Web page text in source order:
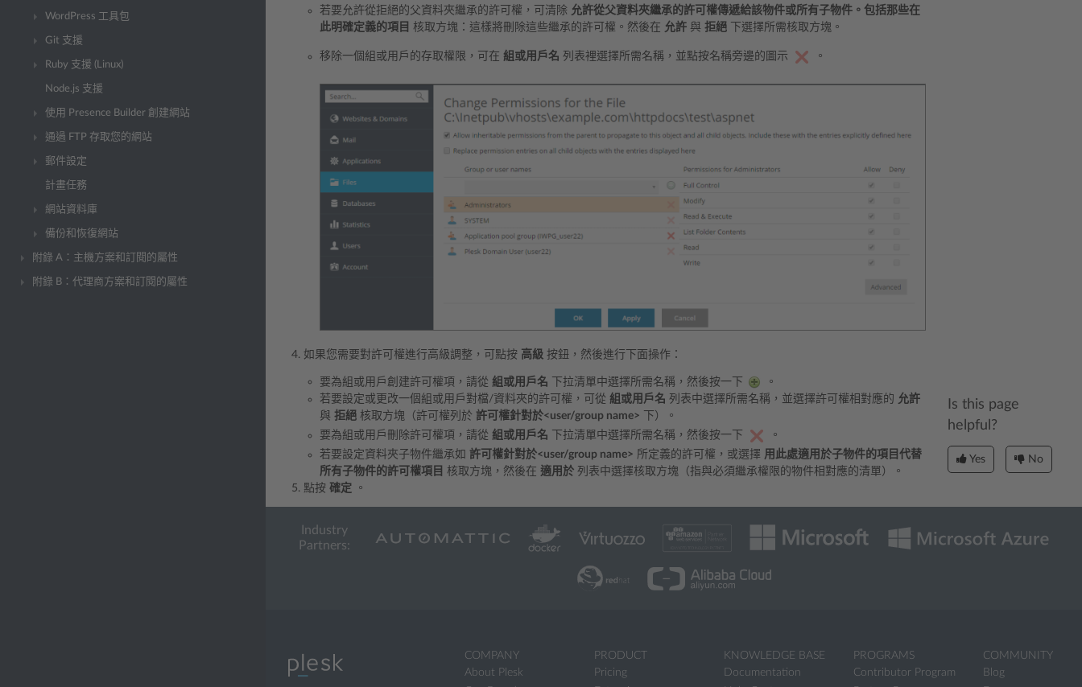
WordPress 工具包
Git 支援
Ruby 支援 (Linux)
Node.js 支援
使用 Presence Builder 創建網站
通過 FTP 存取您的網站
郵件設定
計畫任務
網站資料庫
備份和恢復網站
附錄 A：主機方案和訂閱的屬性
附錄 B：代理商方案和訂閱的屬性
若要允許從拒絕的父資料夾繼承的許可權，可清除 允許從父資料夾繼承的許可權傳遞給該物件或所有子物件。包括那些在
此明確定義的項目 核取方塊：這樣將刪除這些繼承的許可權。然後在 允許 與 拒絕 下選擇所需核取方塊。
移除一個組或用戶的存取權限，可在 組或用戶名 列表裡選擇所需名稱，並點按名稱旁邊的圖示 。
如果您需要對許可權進行高級調整，可點按 高級 按鈕，然後進行下面操作：
要為組或用戶創建許可權項，請從 組或用戶名 下拉清單中選擇所需名稱，然後按一下
。
若要設定或更改一個組或用戶對檔/資料夾的許可權，可從 組或用戶名 列表中選擇所需名稱，並選擇許可權相對應的 允許
與 拒絕 核取方塊（許可權列於 許可權針對於<user/group name> 下）。
要為組或用戶刪除許可權項，請從 組或用戶名 下拉清單中選擇所需名稱，然後按一下
。
若要設定資料夾子物件繼承如 許可權針對於<user/group name> 所定義的許可權，或選擇 用此處適用於子物件的項目代替
所有子物件的許可權項目 核取方塊，然後在 適用於 列表中選擇核取方塊（指與必須繼承權限的物件相對應的清單）。
點按 確定 。
Is this page
helpful?
Yes No
Industry
Partners:
COMPANY
About Plesk
PRODUCT
Pricing
KNOWLEDGE BASE
Documentation
PROGRAMS
Contributor Program
COMMUNITY
Blog